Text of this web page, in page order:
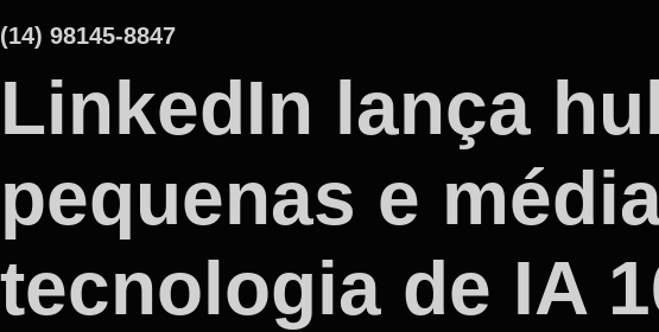
(14) 98145-8847
LinkedIn lança
pequenas e
tecnologia de IA